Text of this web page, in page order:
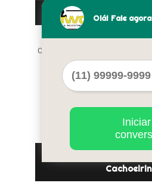
valor de piso paviflex
Cod.:
Olá! Fale
Iniciar